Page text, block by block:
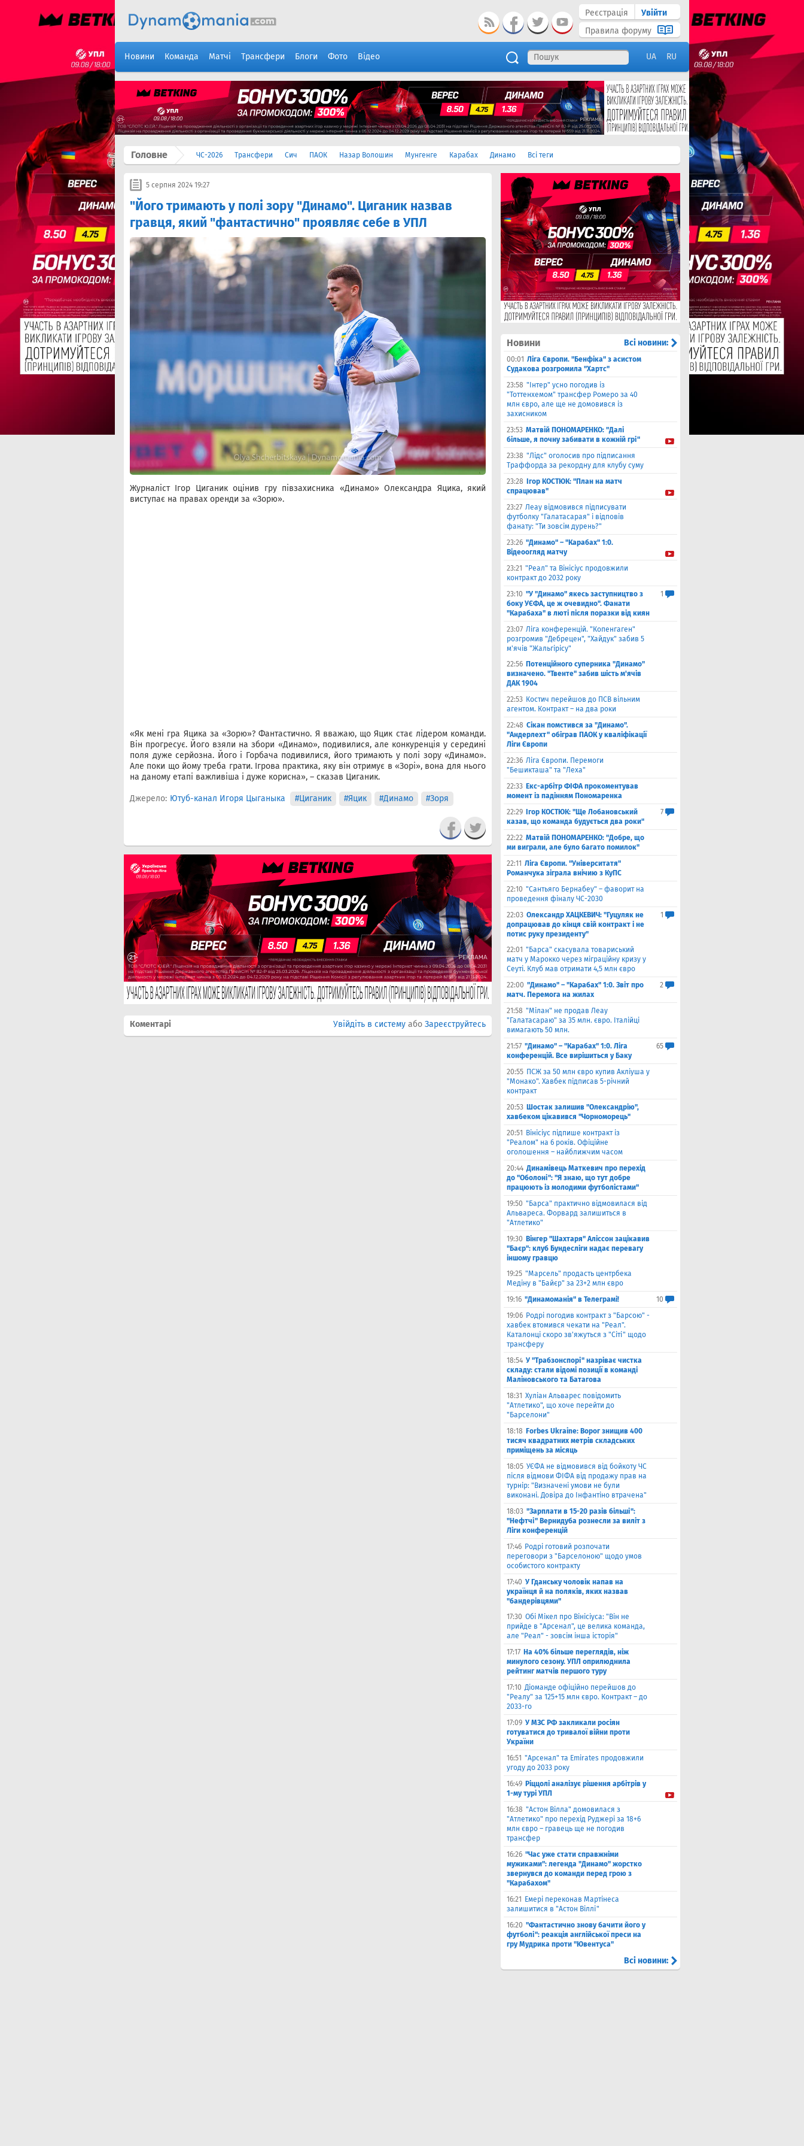
Реєстрація
Увійти
Правила форуму
Новини Команда Матчі Трансфери Блоги Фото Відео UA RU
Головне ЧС-2026 Трансфери Сич ПАОК Назар Волошин Мунгенге Карабах Динамо Всі теги
5 серпня 2024 19:27
"Його тримають у полі зору "Динамо". Циганик назвав
гравця, який "фантастично" проявляє себе в УПЛ
Журналіст Ігор Циганик оцінив гру півзахисника «Динамо» Олександра Яцика, який
виступає на правах оренди за «Зорю».
«Як мені гра Яцика за «Зорю»? Фантастично. Я вважаю, що Яцик стає лідером команди.
Він прогресує. Його взяли на збори «Динамо», подивилися, але конкуренція у середині
поля дуже серйозна. Його і Горбача подивилися, його тримають у полі зору «Динамо».
Але поки що йому треба грати. Ігрова практика, яку він отримує в «Зорі», вона для нього
на даному етапі важливіша і дуже корисна», – сказав Циганик.
Джерело: Ютуб-канал Игоря Цыганыка #Циганик #Яцик #Динамо #Зоря
Коментарі Увійдіть в систему або Зареєструйтесь
Новини Всі новини:
00:01 Ліга Європи. "Бенфіка" з асистом
Судакова розгромила "Хартс"
23:58 "Інтер" усно погодив із
"Тоттенхемом" трансфер Ромеро за 40
млн євро, але ще не домовився із
захисником
23:53 Матвiй ПОНОМАРЕНКО: "Далі
більше, я почну забивати в кожній грі"
23:38 "Лідс" оголосив про підписання
Траффорда за рекордну для клубу суму
23:28
Ігор КОСТЮК: "План на матч
спрацював"
23:27 Леау відмовився підписувати
футболку "Галатасарая" і відповів
фанату: "Ти зовсім дурень?"
23:26 "Динамо" – "Карабах" 1:0.
Відеоогляд матчу
23:21 "Реал" та Вінісіус продовжили
контракт до 2032 року
23:10 "У "Динамо" якесь заступництво з
боку УЄФА, це ж очевидно". Фанати
"Карабаха" в люті після поразки від киян
1
23:07 Ліга конференцій. "Копенгаген"
розгромив "Дебрецен", "Хайдук" забив 5
м'ячів "Жальгірісу"
22:56 Потенційного суперника "Динамо"
визначено. "Твенте" забив шість м'ячів
ДАК 1904
22:53 Костич перейшов до ПСВ вільним
агентом. Контракт – на два роки
22:48 Сікан помстився за "Динамо".
"Андерлехт" обіграв ПАОК у кваліфікації
Ліги Європи
22:36 Ліга Європи. Перемоги
"Бешикташа" та "Леха"
22:33 Екс-арбітр ФІФА прокоментував
момент із падінням Пономаренка
22:29
Ігор КОСТЮК: "Ще Лобановський
казав, що команда будується два роки"
7
22:22 Матвій ПОНОМАРЕНКО: "Добре, що
ми виграли, але було багато помилок"
22:11 Ліга Європи. "Університатя"
Романчука зіграла внічию з КуПС
22:10 "Сантьяго Бернабеу" – фаворит на
проведення фіналу ЧС-2030
22:03 Олександр ХАЦКЕВИЧ: "Гуцуляк не
допрацював до кінця свій контракт і не
потис руку президенту"
1
22:01 "Барса" скасувала товариський
матч у Марокко через міграційну кризу у
Сеуті. Клуб мав отримати 4,5 млн євро
22:00 "Динамо" – "Карабах" 1:0. Звіт про
матч. Перемога на жилах
2
21:58 "Мілан" не продав Леау
"Галатасараю" за 35 млн. євро. Італійці
вимагають 50 млн.
21:57 "Динамо" – "Карабах" 1:0. Ліга
конференцій. Все вирішиться у Баку
65
20:55 ПСЖ за 50 млн євро купив Акліуша у
"Монако". Хавбек підписав 5-річний
контракт
20:53 Шостак залишив "Олександрію",
хавбеком цікавився "Чорноморець"
20:51
Вінісіус підпише контракт із
"Реалом" на 6 років. Офіційне
оголошення – найближчим часом
20:44 Динамівець Маткевич про перехід
до "Оболоні": "Я знаю, що тут добре
працюють із молодими футболістами"
19:50 "Барса" практично відмовилася від
Альвареса. Форвард залишиться в
"Атлетико"
19:30 Вінгер "Шахтаря" Аліссон зацікавив
"Баєр": клуб Бундесліги надає перевагу
іншому гравцю
19:25 "Марсель" продасть центрбека
Медіну в "Байєр" за 23+2 млн євро
19:16 "Динамоманія" в Телеграмі!
10
19:06 Родрі погодив контракт з "Барсою" -
хавбек втомився чекати на "Реал".
Каталонці скоро зв'яжуться з "Сіті" щодо
трансферу
18:54 У "Трабзонспорі" назріває чистка
складу: стали відомі позиції в команді
Малiновського та Батагова
18:31 Хуліан Альварес повідомить
"Атлетико", що хоче перейти до
"Барселони"
18:18 Forbes Ukraine: Ворог знищив 400
тисяч квадратних метрів складських
приміщень за місяць
18:05 УЄФА не відмовився від бойкоту ЧС
після відмови ФІФА від продажу прав на
турнір: "Визначені умови не були
виконані. Довіра до Інфантіно втрачена"
18:03 "Зарплати в 15-20 разів більші":
"Нефтчі" Вернидуба рознесли за виліт з
Ліги конференцій
17:46 Родрі готовий розпочати
переговори з "Барселоною" щодо умов
особистого контракту
17:40 У Гданську чоловік напав на
українця й на поляків, яких назвав
"бандерівцями"
17:30 Обі Мікел про Вінісіуса: "Він не
прийде в "Арсенал", це велика команда,
але "Реал" - зовсім інша історія"
17:17 На 40% більше переглядів, ніж
минулого сезону. УПЛ оприлюднила
рейтинг матчів першого туру
17:10 Діоманде офіційно перейшов до
"Реалу" за 125+15 млн євро. Контракт – до
2033-го
17:09 У МЗС РФ закликали росіян
готуватися до тривалої війни проти
України
16:51 "Арсенал" та Emirates продовжили
угоду до 2033 року
16:49 Ріццолі аналізує рішення арбітрів у
1-му турі УПЛ
16:38 "Астон Вілла" домовилася з
"Атлетико" про перехід Руджері за 18+6
млн євро – гравець ще не погодив
трансфер
16:26 "Час уже стати справжніми
мужиками": легенда "Динамо" жорстко
звернувся до команди перед грою з
"Карабахом"
16:21
Емері переконав Мартінеса
залишитися в "Астон Віллі"
16:20 "Фантастично знову бачити його у
футболі": реакція англійської преси на
гру Мудрика проти "Ювентуса"
Всі новини: